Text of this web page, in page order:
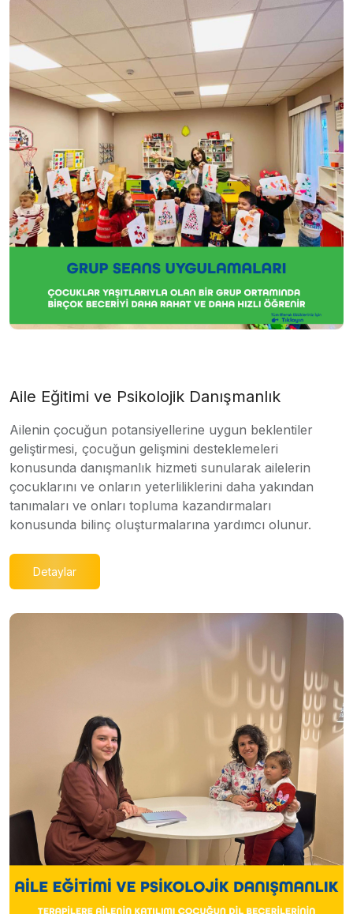
Aile Eğitimi ve Psikolojik Danışmanlık
Ailenin çocuğun potansiyellerine uygun beklentiler
geliştirmesi, çocuğun gelişmini desteklemeleri
konusunda danışmanlık hizmeti sunularak ailelerin
çocuklarını ve onların yeterliliklerini daha yakından
tanımaları ve onları topluma kazandırmaları
konusunda bilinç oluşturmalarına yardımcı olunur.
Detaylar